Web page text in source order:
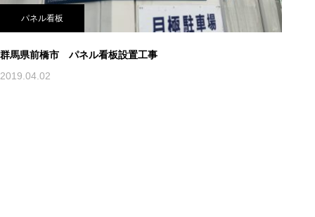
パネル看板
群馬県前橋市 パネル看板設置工事
2019.04.02